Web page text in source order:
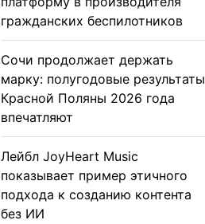
гражданских беспилотников
Сочи продолжает держать
марку: полугодовые результаты
Красной Поляны 2026 года
впечатляют
Лейбл JoyHeart Music
показывает пример этичного
подхода к созданию контента
без ИИ